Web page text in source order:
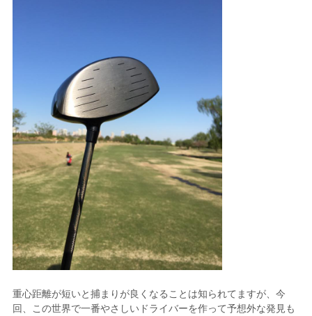
重心距離が短いと捕まりが良くなることは知られてますが、今
回、この世界で一番やさしいドライバーを作って予想外な発見も